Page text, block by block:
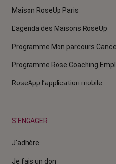
Maison RoseUp Paris
L'agenda des Maisons RoseUp
Programme Mon parcours
Programme Rose Coaching
RoseApp l’application mobile
S'ENGAGER
J'adhère
Je fais un don